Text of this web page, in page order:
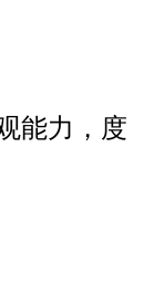
能力，度